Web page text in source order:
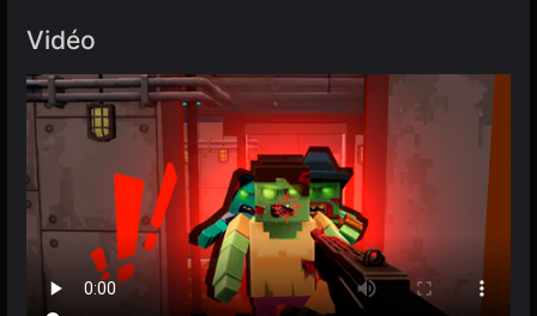
Vidéo